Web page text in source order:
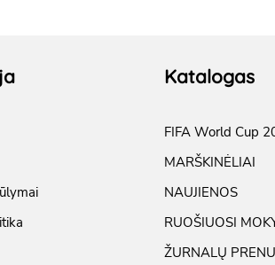
Katalogas
FIFA World Cup
MARŠKINĖLIAI
NAUJIENOS
RUOŠIUOSI
ŽURNALŲ